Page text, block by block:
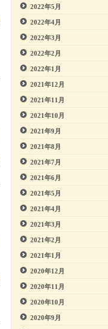
2022年5月
2022年4月
2022年3月
2022年2月
2022年1月
2021年12月
2021年11月
2021年10月
2021年9月
2021年8月
2021年7月
2021年6月
2021年5月
2021年4月
2021年3月
2021年2月
2021年1月
2020年12月
2020年11月
2020年10月
2020年9月